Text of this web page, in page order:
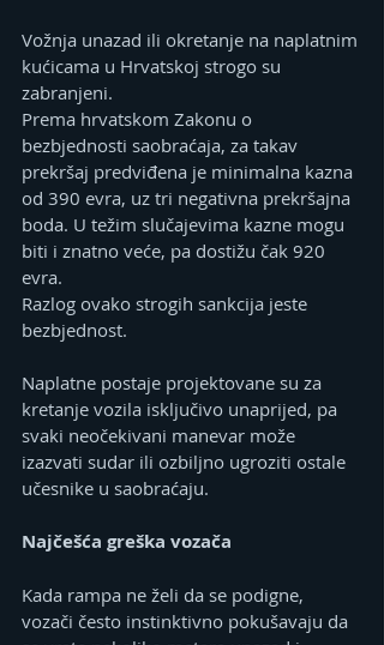
Vožnja unazad ili okretanje na naplatnim
kućicama u Hrvatskoj strogo su
zabranjeni.
Prema hrvatskom Zakonu o
bezbjednosti saobraćaja, za takav
prekršaj predviđena je minimalna kazna
od 390 evra, uz tri negativna prekršajna
boda. U težim slučajevima kazne mogu
biti i znatno veće, pa dostižu čak 920
evra.
Razlog ovako strogih sankcija jeste
bezbjednost.
Naplatne postaje projektovane su za
kretanje vozila isključivo unaprijed, pa
svaki neočekivani manevar može
izazvati sudar ili ozbiljno ugroziti ostale
učesnike u saobraćaju.
Najčešća greška vozača
Kada rampa ne želi da se podigne,
vozači često instinktivno pokušavaju da